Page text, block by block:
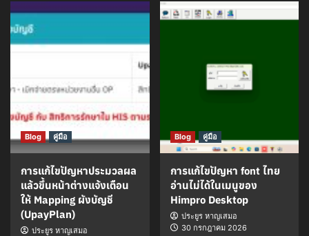
Blog คู่มือ
การแก้ไขปัญหาประมวลผล
แล้วขึ้นหน้าต่างแจ้งเตือน
ให้ Mapping ผังบัญชี
(UpayPlan)
ประยูร หาญเสมอ
Blog คู่มือ
การแก้ไขปัญหา font ไทย
อ่านไม่ได้ในเมนูของ
Himpro Desktop
ประยูร หาญเสมอ
30 กรกฎาคม 2026